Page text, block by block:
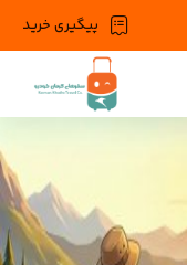
پیگیری خرید